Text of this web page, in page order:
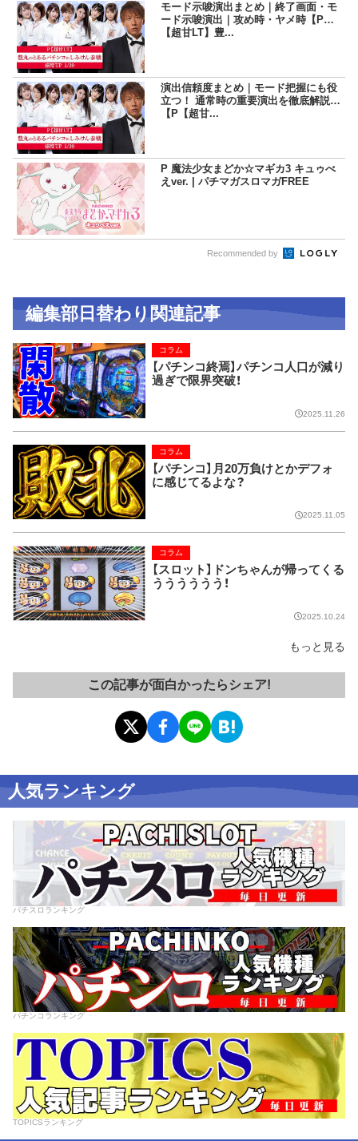
モード示唆演出まとめ｜終了画面・モ
ード示唆演出｜攻め時・ヤメ時【P
【超甘LT】豊...
演出信頼度まとめ｜モード把握にも役
立つ！ 通常時の重要演出を徹底解説！
【P【超甘...
P 魔法少女まどか☆マギカ3 キュゥべ
えver. | パチマガスロマガFREE
Recommended by
編集部日替わり関連記事
【パチンコ終焉】パチンコ人口が減り
過ぎで限界突破！
コラム
2025.11.26
【パチンコ】月20万負けとかデフォ
に感じてるよな？
コラム
2025.11.05
【スロット】ドンちゃんが帰ってくる
うううううう！
コラム
2025.10.24
もっと見る
この記事が面白かったらシェア!
人気ランキング
パチスロランキング
パチンコランキング
TOPICSランキング